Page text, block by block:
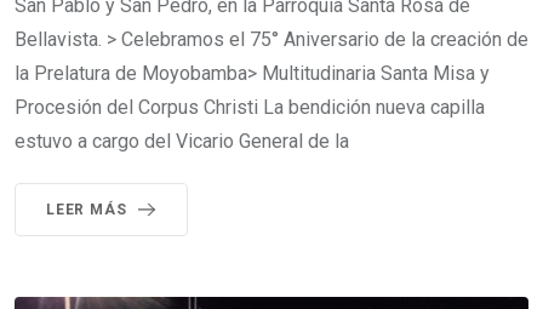
San Pablo y San Pedro, en la Parroquia Santa Rosa de
Bellavista. > Celebramos el 75° Aniversario de la creación de
la Prelatura de Moyobamba> Multitudinaria Santa Misa y
Procesión del Corpus Christi La bendición nueva capilla
estuvo a cargo del Vicario General de la
LEER MÁS